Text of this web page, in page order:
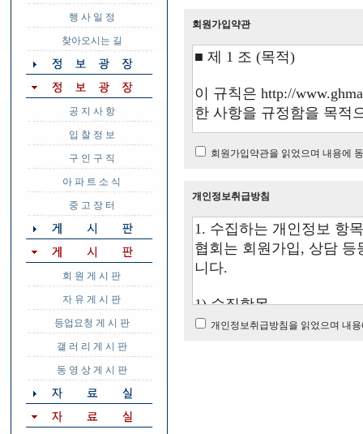
행 사 일 정
찾아오시는 길
공 지 사 항
입 찰 정 보
구 인 구 직
아 파 트 소 식
중 고 장 터
회 원 게 시 판
자 유 게 시 판
등업요청 게 시 판
갤 러 리 게 시 판
동 영 상 게 시 판
회원가입약관
회원가입약관을 읽었으며 내용에
개인정보취급방침
개인정보취급방침을 읽었으며 내